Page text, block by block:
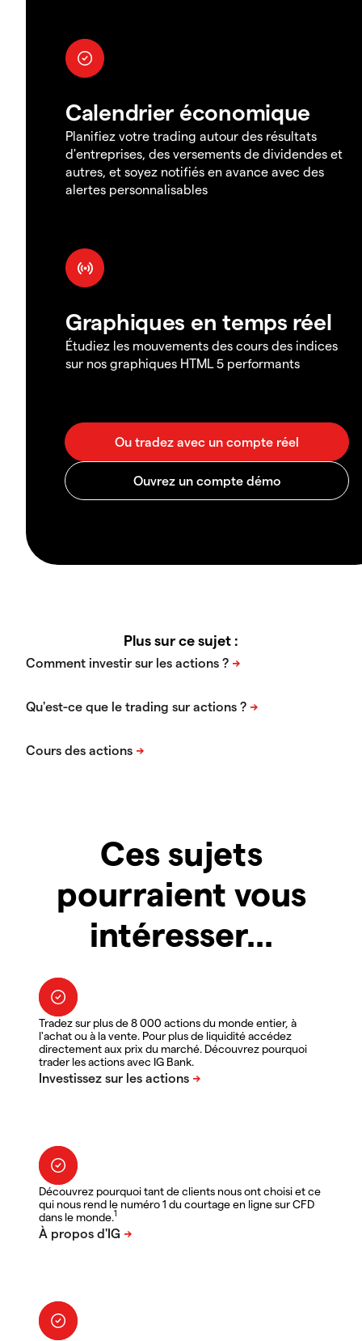
Calendrier économique
Planifiez votre trading autour des résultats
d'entreprises, des versements de dividendes et
autres, et soyez notifiés en avance avec des
alertes personnalisables
Graphiques en temps réel
Étudiez les mouvements des cours des indices
sur nos graphiques HTML 5 performants
Plus sur ce sujet :
Ces sujets
pourraient vous
intéresser...
Tradez sur plus de 8 000 actions du monde entier, à
l'achat ou à la vente. Pour plus de liquidité accédez
directement aux prix du marché. Découvrez pourquoi
trader les actions avec IG Bank.
Découvrez pourquoi tant de clients nous ont choisi et ce
qui nous rend le numéro 1 du courtage en ligne sur CFD
dans le monde.1